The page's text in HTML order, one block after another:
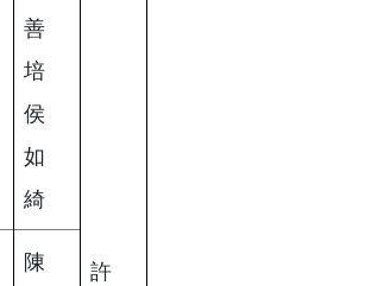
善
培
侯
如
綺
許
陳